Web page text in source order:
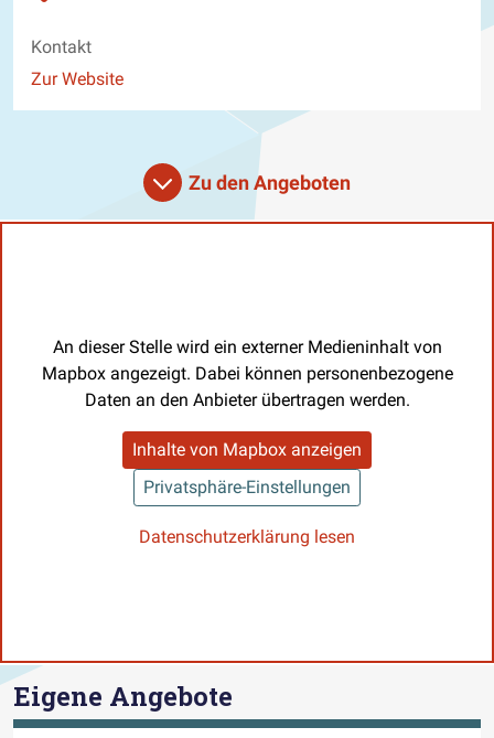
Kontakt
Website
Zur Website
Zu den Angeboten
An dieser Stelle wird ein externer Medieninhalt von
Mapbox angezeigt. Dabei können personenbezogene
Daten an den Anbieter übertragen werden.
Inhalte von Mapbox anzeigen
Privatsphäre-Einstellungen
Datenschutzerklärung lesen
Eigene Angebote